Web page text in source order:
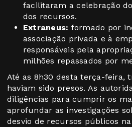
facilitaram a celebração
dos recursos.
Extraneus: formado por
associação privada e à
responsáveis pela
milhões repassados por
Até as 8h30 desta terça-feira,
haviam sido presos. As
diligências para cumprir os
aprofundar as investigações
desvio de recursos públicos